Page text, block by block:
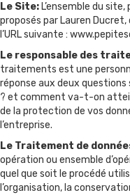
Le Site: L’ensemble du
proposés par Lauren
l’URL suivante :
Le responsable des
traitements est une
réponse aux deux
? et comment va-t-on
de la protection de vos
l’entreprise.
Le Traitement de
opération ou ensemble
quel que soit le procédé
l’organisation, la